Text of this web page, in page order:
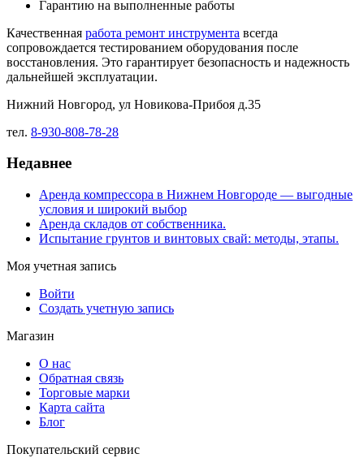
Гарантию на выполненные работы
Качественная работа ремонт инструмента всегда
сопровождается тестированием оборудования после
восстановления. Это гарантирует безопасность и надежность
дальнейшей эксплуатации.
Нижний Новгород, ул Новикова-Прибоя д.35
тел. 8-930-808-78-28
Недавнее
Аренда компрессора в Нижнем Новгороде — выгодные
условия и широкий выбор
Аренда складов от собственника.
Испытание грунтов и винтовых свай: методы, этапы.
Моя учетная запись
Войти
Создать учетную запись
Магазин
О нас
Обратная связь
Торговые марки
Карта сайта
Блог
Покупательский сервис